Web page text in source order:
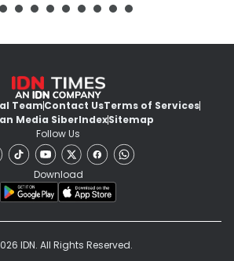
TeamContact UsTerms of Services
Media SiberIndexSitemap
Follow Us
Download
IDN. All Rights Reserved.